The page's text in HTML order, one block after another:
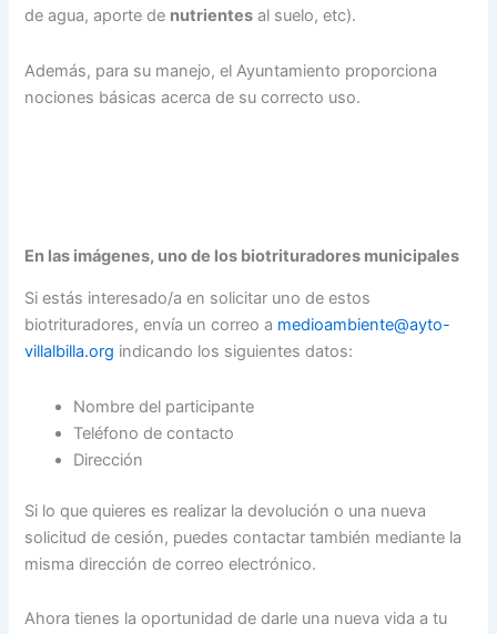
de agua, aporte de nutrientes al suelo, etc).
Además, para su manejo, el Ayuntamiento proporciona
nociones básicas acerca de su correcto uso.
En las imágenes, uno de los biotrituradores municipales
Si estás interesado/a en solicitar uno de estos
biotrituradores, envía un correo a medioambiente@ayto-
villalbilla.org indicando los siguientes datos:
Nombre del participante
Teléfono de contacto
Dirección
Si lo que quieres es realizar la devolución o una nueva
solicitud de cesión, puedes contactar también mediante la
misma dirección de correo electrónico.
Ahora tienes la oportunidad de darle una nueva vida a tu